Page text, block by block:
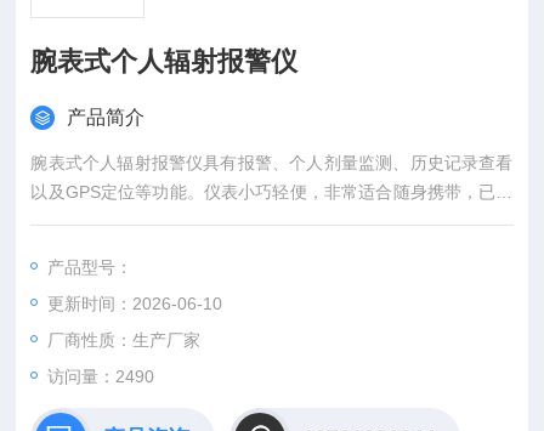
腕表式个人辐射报警仪
产品简介
腕表式个人辐射报警仪具有报警、个人剂量监测、历史记录查看
以及GPS定位等功能。仪表小巧轻便，非常适合随身携带，已广
泛应用于医院放射放疗、日常辐射安全监测和环保辐射安全监测
产品型号：
更新时间：2026-06-10
厂商性质：生产厂家
访问量：2490